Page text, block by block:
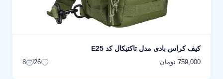
کیف کراس بادی مدل تاکتیکال کد E25
759,000 تومان 26
8